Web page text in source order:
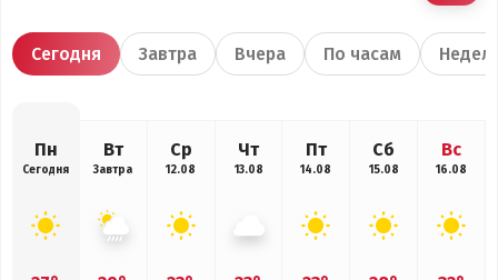
Сегодня Завтра Вчера По часам
Пн
Сегодня
Вт
Завтра
Ср
12.08
Чт
13.08
Пт
14.08
Сб
15.08
Вс
16.08